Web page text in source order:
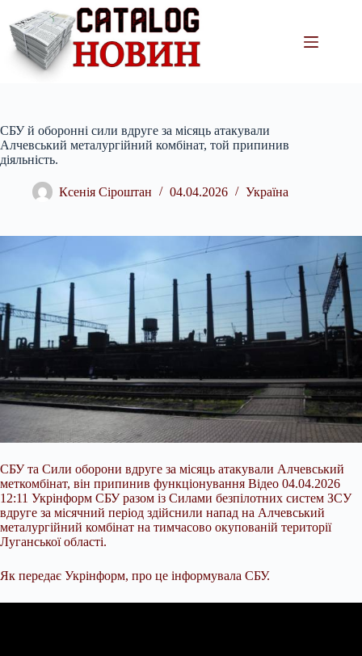
вмісту
СБУ й оборонні сили вдруге за місяць атакували
Алчевський металургійний комбінат, той припинив
діяльність.
Ксенія Сіроштан 04.04.2026 Україна
СБУ та Сили оборони вдруге за місяць атакували Алчевський
меткомбінат, він припинив функціонування Відео 04.04.2026
12:11 Укрінформ СБУ разом із Силами безпілотних систем ЗСУ
вдруге за місячний період здійснили напад на Алчевський
металургійний комбінат на тимчасово окупованій території
Луганської області.
Як передає Укрінформ, про це інформувала СБУ.